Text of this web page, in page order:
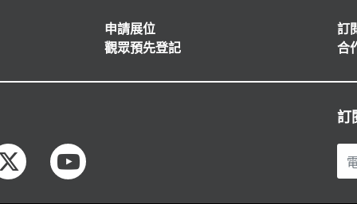
申請展位
觀眾預先登記
訂
合
訂